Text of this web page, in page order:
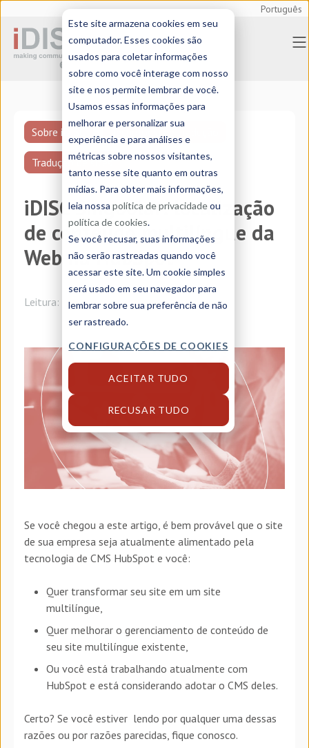
Este site armazena cookies em seu
computador. Esses cookies são
usados para coletar informações
sobre como você interage com nosso
site e nos permite lembrar de você.
Usamos essas informações para
melhorar e personalizar sua
experiência e para análises e
métricas sobre nossos visitantes,
tanto nesse site quanto em outras
mídias. Para obter mais informações,
leia nossa política de privacidadeou
política de cookies.
Se você recusar, suas informações
não serão rastreadas quando você
acessar este site. Um cookie simples
será usado em seu navegador para
lembrar sobre sua preferência de não
ser rastreado.
CONFIGURAÇÕES DE COOKIES
ACEITAR TUDO
RECUSAR TUDO
Português
Sobre iDISC Tecnologia de tradução
Tradução de sites
iDISC Singoolar: localização
de conteúdo multilíngue da
Web na HubSpot
Leitura: 5 minutos
Se você chegou a este artigo, é bem provável que o site
de sua empresa seja atualmente alimentado pela
tecnologia de CMS HubSpot e você:
Quer transformar seu site em um site
multilíngue,
Quer melhorar o gerenciamento de conteúdo de
seu site multilíngue existente,
Ou você está trabalhando atualmente com
HubSpot e está considerando adotar o CMS deles.
Certo? Se você estiver lendo por qualquer uma dessas
razões ou por razões parecidas, fique conosco.